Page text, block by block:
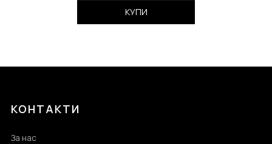
КУПИ
КОНТАКТИ
За нас